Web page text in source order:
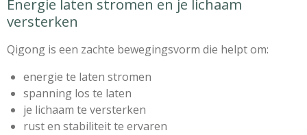
Energie laten stromen en je lichaam
versterken
Qigong is een zachte bewegingsvorm die helpt om:
energie te laten stromen
spanning los te laten
je lichaam te versterken
rust en stabiliteit te ervaren